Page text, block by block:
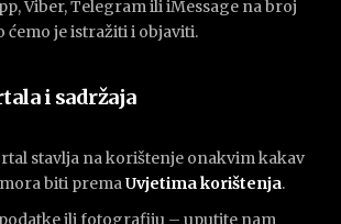
Viber, Telegram ili iMessage na broj
ćemo je istražiti i objaviti.
i sadržaja
stavlja na korištenje onakvim kakav
biti premaUvjetima korištenja.
ili fotografiju – uputite nam